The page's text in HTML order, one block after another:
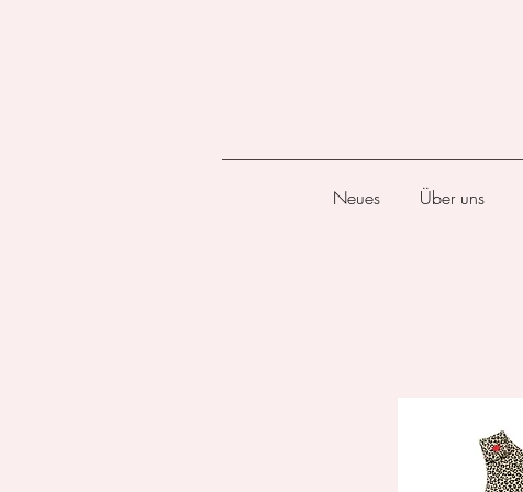
Neues Über uns